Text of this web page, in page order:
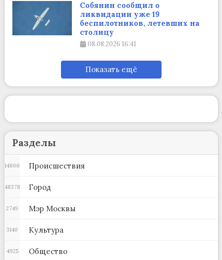
Собянин сообщил о
ликвидации уже 19
беспилотников, летевших на
столицу
08.08.2026 16:41
Показать ещё
Разделы
Происшествия
14866
Город
48378
Мэр Москвы
2749
Культура
3140
Общество
4925